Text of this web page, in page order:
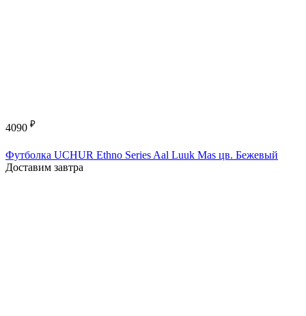
4090 ₽
Футболка UCHUR Ethno Series Aal Luuk Mas цв. Бежевый
Доставим завтра